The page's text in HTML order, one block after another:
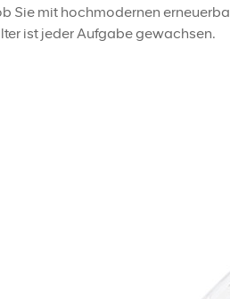
Sie mit hochmodernen
ist jeder Aufgabe gewachsen.